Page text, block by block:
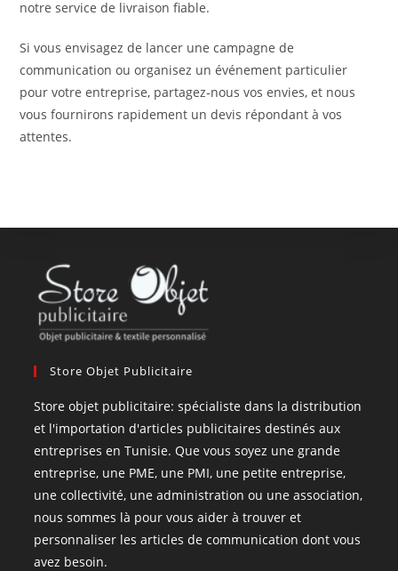
notre service de livraison fiable.
Si vous envisagez de lancer une campagne de
communication ou organisez un événement particulier
pour votre entreprise, partagez-nous vos envies, et nous
vous fournirons rapidement un devis répondant à vos
attentes.
Store Objet Publicitaire
Store objet publicitaire: spécialiste dans la distribution
et l'importation d'articles publicitaires destinés aux
entreprises en Tunisie. Que vous soyez une grande
entreprise, une PME, une PMI, une petite entreprise,
une collectivité, une administration ou une association,
nous sommes là pour vous aider à trouver et
personnaliser les articles de communication dont vous
avez besoin.